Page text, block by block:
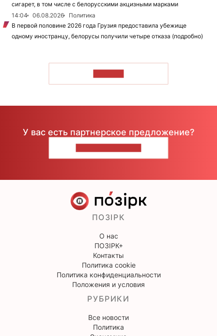
сигарет, в том числе с белорусскими акцизными марками
14:04
06.08.2026
Политика
В первой половине 2026 года Грузия предоставила убежище
одному иностранцу, белорусы получили четыре отказа (подробно)
У вас есть партнерское предложение?
ПОЗІРК
О нас
ПОЗІРК+
Контакты
Политика cookie
Политика конфиденциальности
Положения и условия
РУБРИКИ
Все новости
Политика